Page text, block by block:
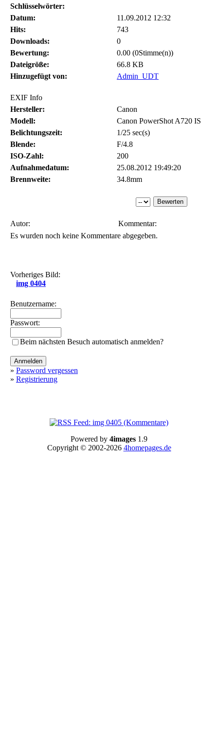
Schlüsselwörter:
Datum:
11.09.2012 12:32
Hits:
743
Downloads:
0
Bewertung:
0.00 (0Stimme(n))
Dateigröße:
66.8 KB
Hinzugefügt von:
Admin_UDT
EXIF Info
Hersteller:
Canon
Modell:
Canon PowerShot A720 IS
Belichtungszeit:
1/25 sec(s)
Blende:
F/4.8
ISO-Zahl:
200
Aufnahmedatum:
25.08.2012 19:49:20
Brennweite:
34.8mm
Autor:
Kommentar:
Es wurden noch keine Kommentare abgegeben.
Vorheriges Bild:
img 0404
Benutzername:
Passwort:
Beim nächsten Besuch automatisch anmelden?
» Password vergessen
» Registrierung
Powered by 4images 1.9
Copyright © 2002-2026 4homepages.de